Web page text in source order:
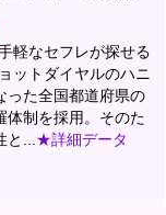
軽なセフレが探せる
ットダイヤルのハニ
った全国都道府県の
体制を採用。そのた
... ★詳細データ